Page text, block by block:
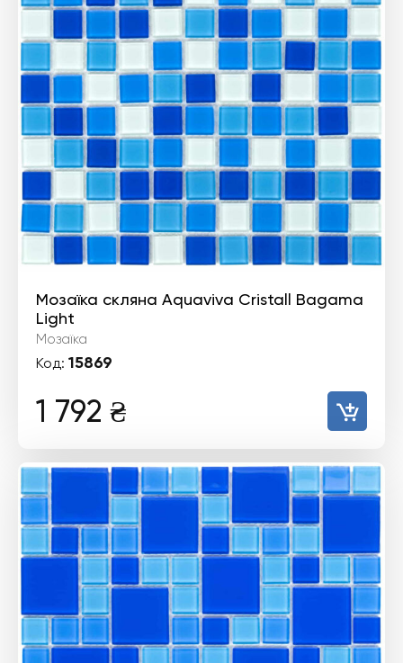
Мозаїка скляна Aquaviva Cristall Bagama
Light
Мозаїка
Код: 15869
1 792 ₴